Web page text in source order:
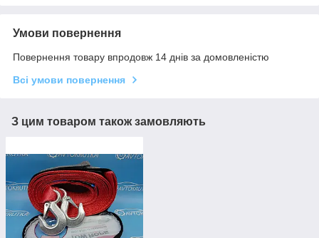
Умови повернення
Повернення товару впродовж 14 днів за домовленістю
Всі умови повернення
З цим товаром також замовляють